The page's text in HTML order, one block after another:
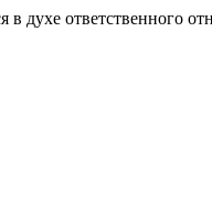
духе ответственного